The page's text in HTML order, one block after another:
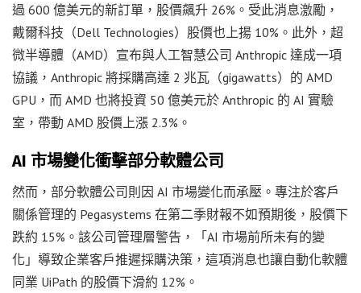
過 600 億美元的新訂單，股價飆升 26%。受此消息激勵，
戴爾科技（Dell Technologies）股價也上揚 10%。此外，超
微半導體（AMD）宣布與人工智慧公司 Anthropic 達成一項
協議，Anthropic 將採購高達 2 兆瓦（gigawatts）的 AMD
GPU，而 AMD 也將投資 50 億美元於 Anthropic 的 AI 實驗
室，帶動 AMD 股價上漲 2.3%。
AI 市場變化衝擊部分軟體公司
然而，部分軟體公司則因 AI 市場變化而承壓。專注於客戶
關係管理的 Pegasystems 在第二季財報不如預期後，股價下
跌約 15%。該公司管理層警告，「AI 市場前所未有的變
化」導致企業客戶推遲採購決策，這項消息也讓自動化軟體
同業 UiPath 的股價下滑約 12%。